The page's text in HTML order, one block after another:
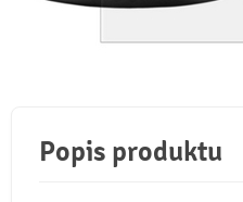
Popis produktu